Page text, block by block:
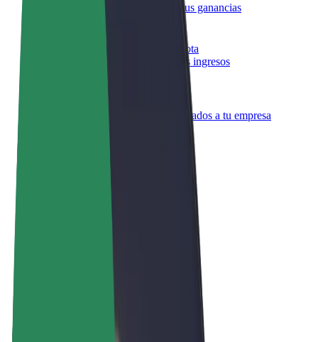
Llegá a más clientes y maximizá tus ganancias
Registrarse como propietario de flota
Añadí tu flota a Bolt y potenciá tus ingresos
Productos y servicios de Bolt adaptados a tu empresa